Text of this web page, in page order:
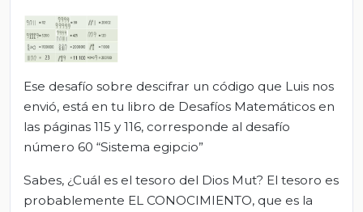
Ese desafío sobre descifrar un código que Luis nos
envió, está en tu libro de Desafíos Matemáticos en
las páginas 115 y 116, corresponde al desafío
número 60 “Sistema egipcio”
Sabes, ¿Cuál es el tesoro del Dios Mut? El tesoro es
probablemente EL CONOCIMIENTO, que es la